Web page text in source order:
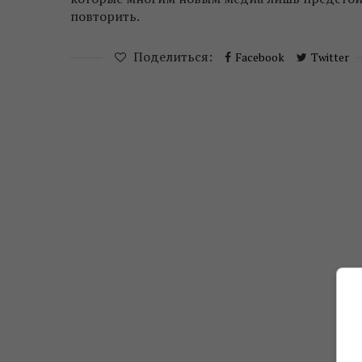
повторить.
Поделиться: Facebook Twitter